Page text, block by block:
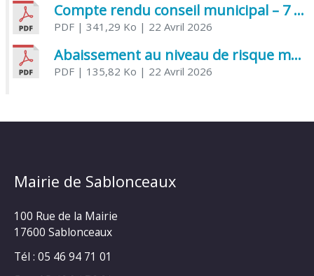
Compte rendu conseil municipal – 7 avril 2026
PDF| 341,29 Ko | 22 Avril 2026
Abaissement au niveau de risque modéré de l’Influenza aviaire
PDF| 135,82 Ko | 22 Avril 2026
Mairie de Sablonceaux
100 Rue de la Mairie
17600 Sablonceaux
Tél : 05 46 94 71 01